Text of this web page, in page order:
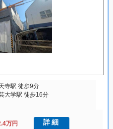
寺駅 徒歩9分
大学駅 徒歩16分
万円 詳細